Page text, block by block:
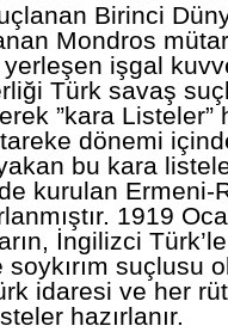
Birinci
Mondros
yerleşen işgal
Türk savaş
”kara Listeler”
dönemi
yakan bu kara
kurulan Ermeni-
1919
İngilizci
suçlusu
idaresi ve her
hazırlanır.